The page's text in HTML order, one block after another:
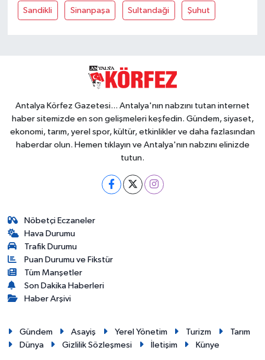
Sandikli Sinanpaşa Sultandaği Şuhut
Antalya Körfez Gazetesi... Antalya'nın nabzını tutan internet
haber sitemizde en son gelişmeleri keşfedin. Gündem, siyaset,
ekonomi, tarım, yerel spor, kültür, etkinlikler ve daha fazlasından
haberdar olun. Hemen tıklayın ve Antalya'nın nabzını elinizde
tutun.
Nöbetçi Eczaneler
Hava Durumu
Trafik Durumu
Puan Durumu ve Fikstür
Tüm Manşetler
Son Dakika Haberleri
Haber Arşivi
Gündem Asayiş Yerel Yönetim Turizm
Tarım
Dünya
Gizlilik Sözleşmesi İletişim Künye